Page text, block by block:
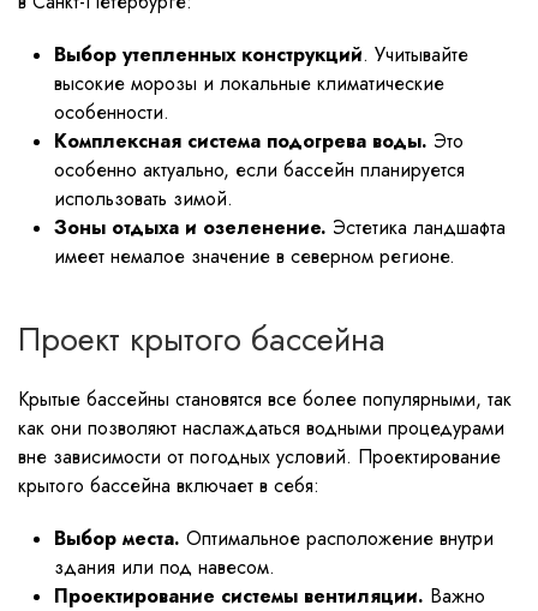
Выбор утепленных конструкций. Учитывайте
высокие морозы и локальные климатические
особенности.
Комплексная система подогрева воды. Это
особенно актуально, если бассейн планируется
использовать зимой.
Зоны отдыха и озеленение. Эстетика ландшафта
имеет немалое значение в северном регионе.
Проект крытого бассейна
Крытые бассейны становятся все более популярными, так
как они позволяют наслаждаться водными процедурами
вне зависимости от погодных условий. Проектирование
крытого бассейна включает в себя:
Выбор места. Оптимальное расположение внутри
здания или под навесом.
Проектирование системы вентиляции. Важно